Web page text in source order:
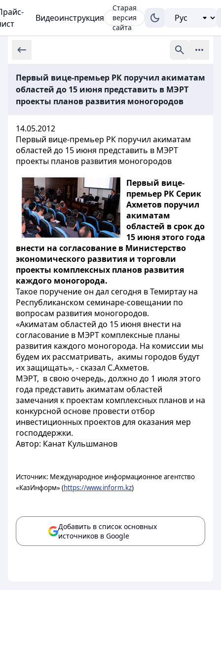
Видеоинструкция
Старая
версия
сайта
Первый вице-премьер РК поручил акиматам
областей до 15 июня представить в МЭРТ
проекты планов развития моногородов
14.05.2012
Первый вице-премьер РК поручил акиматам
областей до 15 июня представить в МЭРТ
проекты планов развития моногородов
Первый вице-
премьер РК Серик
Ахметов поручил
акиматам
областей в срок до
15 июня этого года
внести на согласование в Министерство
экономического развития и торговли
проекты комплексных планов развития
каждого моногорода.
Такое поручение он дал сегодня в Темиртау на
Республиканском семинаре-совещании по
вопросам развития моногородов.
«Акиматам областей до 15 июня внести на
согласование в МЭРТ комплексные планы
развития каждого моногорода. На комиссии мы
будем их рассматривать, акимы городов будут
их защищать», - сказал С.Ахметов.
МЭРТ, в свою очередь, должно до 1 июля этого
года представить акиматам областей
замечания к проектам комплексных планов и на
конкурсной основе провести отбор
инвестиционных проектов для оказания мер
господдержки.
Автор: Канат Кульшманов
Источник: Международное информационное агентство
«КазИнформ» (https://www.inform.kz)
Добавить в список основных
источников в Google